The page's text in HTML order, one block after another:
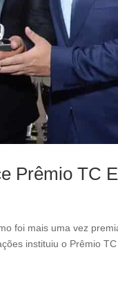
f
t
b
l
k
Prêmio TC
foi mais uma vez
instituiu o Prêmio